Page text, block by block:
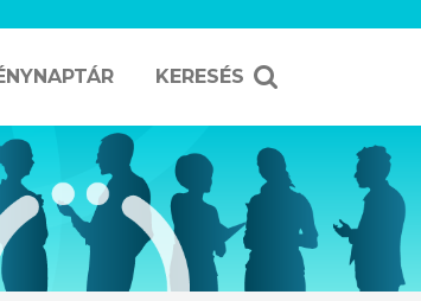
KERESÉS